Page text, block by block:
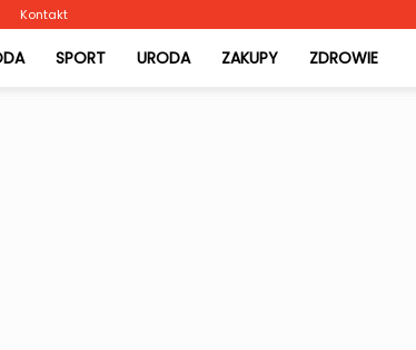
Kontakt
SPORT URODA ZAKUPY ZDROWIE